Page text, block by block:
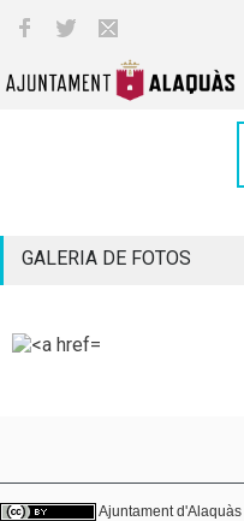
GALERIA DE FOTOS
Ajuntament d'Alaquàs